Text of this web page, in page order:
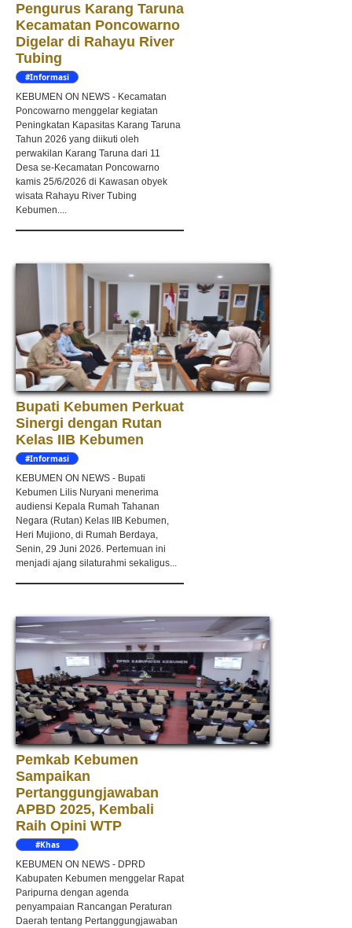
Pengurus Karang Taruna
Kecamatan Poncowarno
Digelar di Rahayu River
Tubing
#Informasi
KEBUMEN ON NEWS - Kecamatan
Poncowarno menggelar kegiatan
Peningkatan Kapasitas Karang Taruna
Tahun 2026 yang diikuti oleh
perwakilan Karang Taruna dari 11
Desa se-Kecamatan Poncowarno
kamis 25/6/2026 di Kawasan obyek
wisata Rahayu River Tubing
Kebumen....
Bupati Kebumen Perkuat
Sinergi dengan Rutan
Kelas IIB Kebumen
#Informasi
KEBUMEN ON NEWS - Bupati
Kebumen Lilis Nuryani menerima
audiensi Kepala Rumah Tahanan
Negara (Rutan) Kelas IIB Kebumen,
Heri Mujiono, di Rumah Berdaya,
Senin, 29 Juni 2026. Pertemuan ini
menjadi ajang silaturahmi sekaligus...
Pemkab Kebumen
Sampaikan
Pertanggungjawaban
APBD 2025, Kembali
Raih Opini WTP
#Khas
KEBUMEN ON NEWS - DPRD
Kabupaten Kebumen menggelar Rapat
Paripurna dengan agenda
penyampaian Rancangan Peraturan
Daerah tentang Pertanggungjawaban